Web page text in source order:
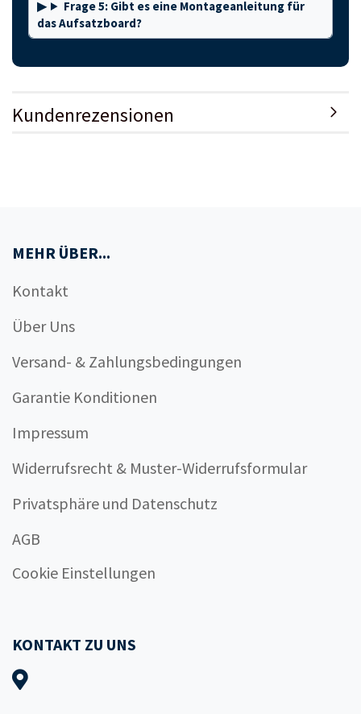
Frage 5: Gibt es eine Montageanleitung für
das Aufsatzboard?
Kundenrezensionen
MEHR ÜBER...
Kontakt
Über Uns
Versand- & Zahlungsbedingungen
Garantie Konditionen
Impressum
Widerrufsrecht & Muster-Widerrufsformular
Privatsphäre und Datenschutz
AGB
Cookie Einstellungen
KONTAKT ZU UNS